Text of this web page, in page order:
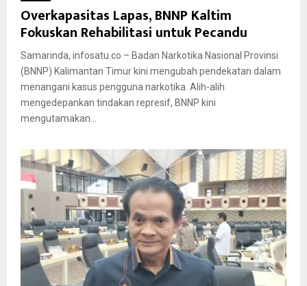
Overkapasitas Lapas, BNNP Kaltim
Fokuskan Rehabilitasi untuk Pecandu
Samarinda, infosatu.co – Badan Narkotika Nasional Provinsi
(BNNP) Kalimantan Timur kini mengubah pendekatan dalam
menangani kasus pengguna narkotika. Alih-alih
mengedepankan tindakan represif, BNNP kini
mengutamakan...